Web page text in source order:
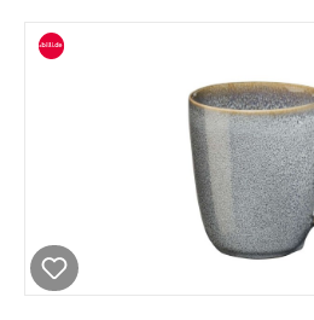
Bildergalerie überspringen